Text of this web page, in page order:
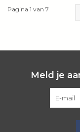
Pagina 1 van 7
Meld je